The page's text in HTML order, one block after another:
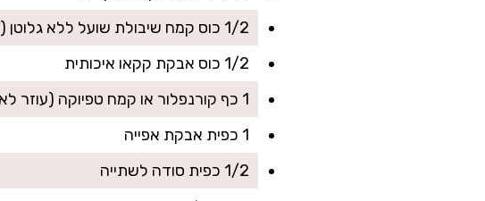
1/2 כוס קמח שיבולת שועל ללא גלוטן (או קמח אורז)
1/2 כוס אבקת קקאו איכותית
1 כף קורנפלור או קמח טפיוקה (עוזר לאווריריות)
1 כפית אבקת אפייה
1/2 כפית סודה לשתייה